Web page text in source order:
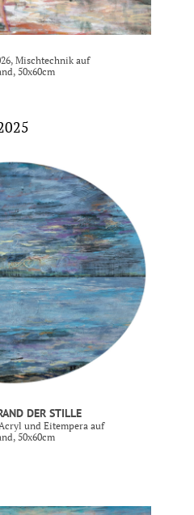
Mischtechnik auf
50x60cm
DER STILLE
und Eitempera auf
50x60cm